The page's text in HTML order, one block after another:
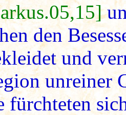
den
und
unreiner
fürchteten